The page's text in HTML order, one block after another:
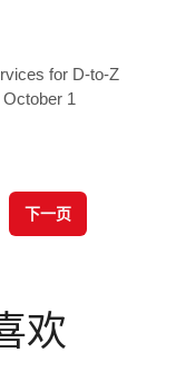
for D-to-Z
1
下一页
欢